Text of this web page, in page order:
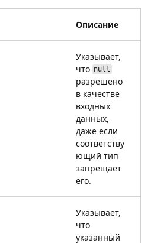
Описание
Указывает,
что null
разрешено
в качестве
входных
данных,
даже если
соответству
ющий тип
запрещает
его.
Указывает,
что
указанный